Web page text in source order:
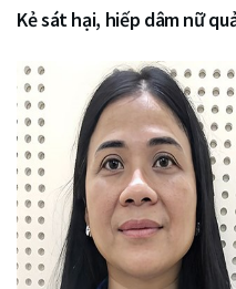
Kẻ sát hại, hiếp dâm nữ